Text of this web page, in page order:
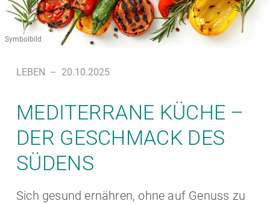
Symbolbild
LEBEN – 20.10.2025
MEDITERRANE KÜCHE –
DER GESCHMACK DES
SÜDENS
Sich gesund ernähren, ohne auf Genuss zu